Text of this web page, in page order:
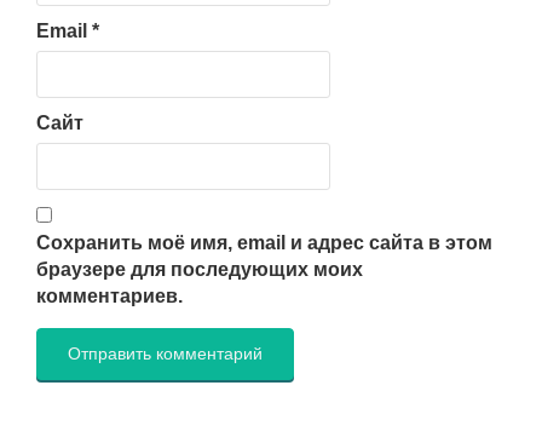
Email *
Сайт
Сохранить моё имя, email и адрес сайта в этом
браузере для последующих моих
комментариев.